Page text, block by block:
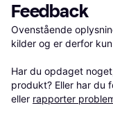
Feedback
Ovenstående
kilder og er derfor
Har du opdaget
produkt? Eller har du
eller rapporter